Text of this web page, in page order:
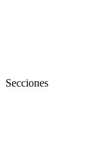
Secciones